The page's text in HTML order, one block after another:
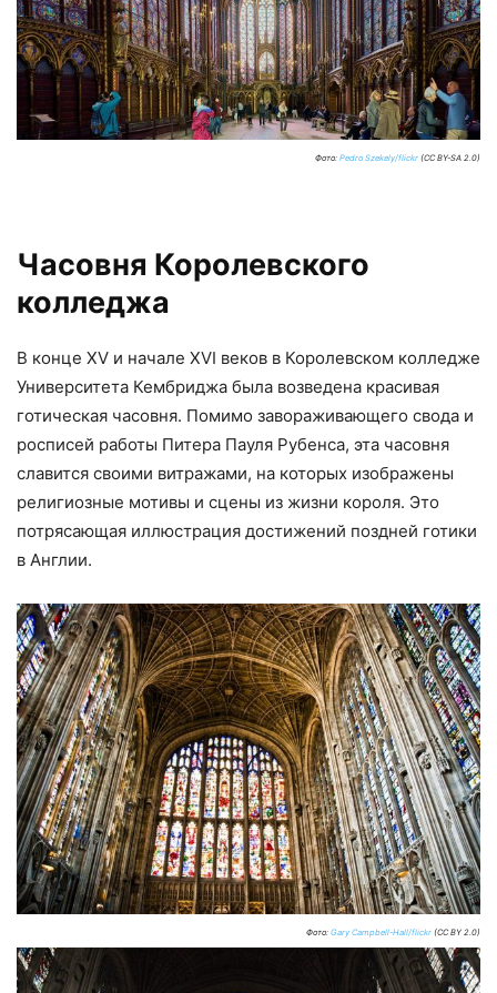
Фото: Pedro Szekely/flickr (CC BY-SA 2.0)
Часовня Королевского
колледжа
В конце XV и начале XVI веков в Королевском колледже
Университета Кембриджа была возведена красивая
готическая часовня. Помимо завораживающего свода и
росписей работы Питера Пауля Рубенса, эта часовня
славится своими витражами, на которых изображены
религиозные мотивы и сцены из жизни короля. Это
потрясающая иллюстрация достижений поздней готики
в Англии.
Фото: Gary Campbell-Hall/flickr (CC BY 2.0)